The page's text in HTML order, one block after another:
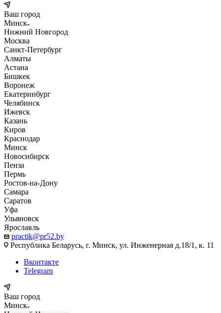
Ваш город
Минск
Нижний Новгород
Москва
Санкт-Петербург
Алматы
Астана
Бишкек
Воронеж
Екатеринбург
Челябинск
Ижевск
Казань
Киров
Краснодар
Минск
Новосибирск
Пенза
Пермь
Ростов-на-Дону
Самара
Саратов
Уфа
Ульяновск
Ярославль
practik@pr52.by
Республика Беларусь, г. Минск, ул. Инженерная д.18/1, к. 11
Вконтакте
Telegram
Ваш город
Минск